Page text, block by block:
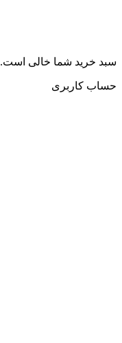
سبد خرید شما خالی است.
حساب کاربری